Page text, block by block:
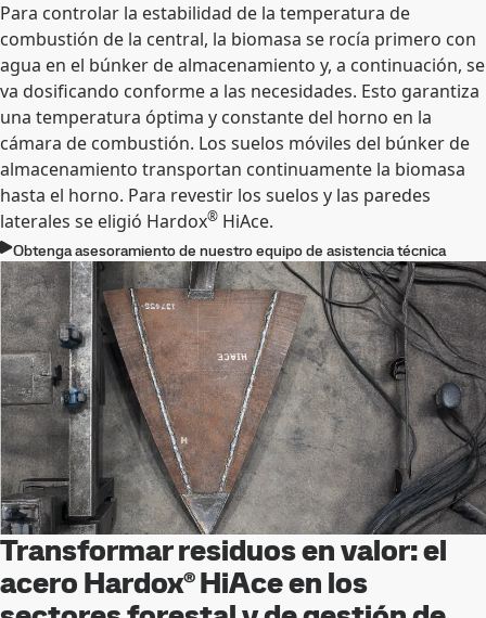
Para controlar la estabilidad de la temperatura de
combustión de la central, la biomasa se rocía primero con
agua en el búnker de almacenamiento y, a continuación, se
va dosificando conforme a las necesidades. Esto garantiza
una temperatura óptima y constante del horno en la
cámara de combustión. Los suelos móviles del búnker de
almacenamiento transportan continuamente la biomasa
hasta el horno. Para revestir los suelos y las paredes
laterales se eligió Hardox® HiAce.
Obtenga asesoramiento de nuestro equipo de asistencia técnica
Transformar residuos en valor: el
acero Hardox® HiAce en los